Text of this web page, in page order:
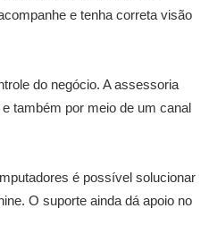
e tenha correta visão
do negócio. A assessoria
também por meio de um canal
é possível solucionar
O suporte ainda dá apoio no